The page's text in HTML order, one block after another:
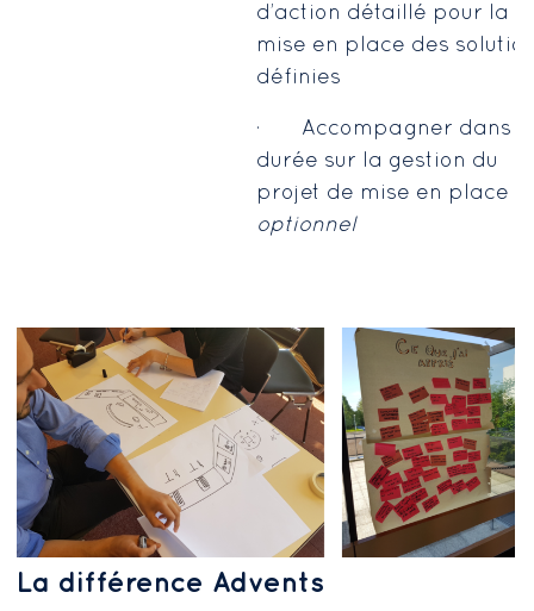
d’action détaillé pour la
mise en place des
définies
· Accompagner dans
durée sur la gestion du
projet de mise en place –
optionnel
La différence Advents